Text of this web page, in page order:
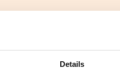
Details